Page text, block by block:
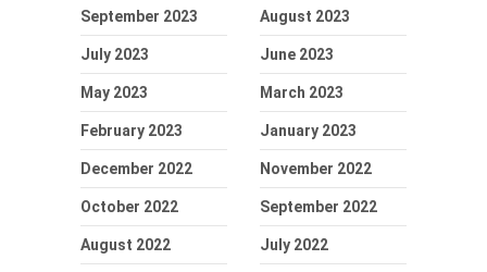
September 2023 August 2023
July 2023 June 2023
May 2023 March 2023
February 2023 January 2023
December 2022 November 2022
October 2022 September 2022
August 2022 July 2022